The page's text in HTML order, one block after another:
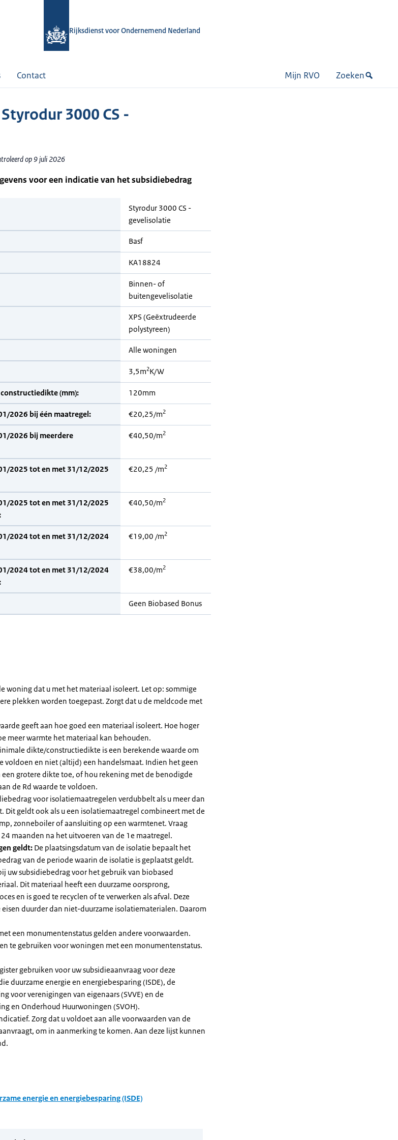
Rijksdienst voor Ondernemend Nederland
Contact Mijn RVO Zoeken
3000 CS -
op 9 juli 2026
voor een indicatie van het subsidiebedrag
Styrodur 3000 CS -
gevelisolatie
Basf
KA18824
Binnen- of
buitengevelisolatie
XPS (Geëxtrudeerde
polystyreen)
Alle woningen
3,5m2K/W
(mm): 120mm
2026 bij één maatregel: €20,25/m2
2026 bij meerdere
€40,50/m2
2025 tot en met 31/12/2025
€20,25 /m2
2025 tot en met 31/12/2025
€40,50/m2
2024 tot en met 31/12/2024
€19,00 /m2
2024 tot en met 31/12/2024
€38,00/m2
Geen Biobased Bonus
woning dat u met het materiaal isoleert. Let op: sommige
plekken worden toegepast. Zorgt dat u de meldcode met
geeft aan hoe goed een materiaal isoleert. Hoe hoger
meer warmte het materiaal kan behouden.
dikte/constructiedikte is een berekende waarde om
voldoen en niet (altijd) een handelsmaat. Indien het geen
grotere dikte toe, of hou rekening met de benodigde
de Rd waarde te voldoen.
voor isolatiemaatregelen verdubbelt als u meer dan
Dit geldt ook als u een isolatiemaatregel combineert met de
zonneboiler of aansluiting op een warmtenet. Vraag
maanden na het uitvoeren van de 1e maatregel.
geldt: De plaatsingsdatum van de isolatie bepaalt het
van de periode waarin de isolatie is geplaatst geldt.
uw subsidiebedrag voor het gebruik van biobased
Dit materiaal heeft een duurzame oorsprong,
en is goed te recyclen of te verwerken als afval. Deze
duurder dan niet-duurzame isolatiematerialen. Daarom
een monumentenstatus gelden andere voorwaarden.
te gebruiken voor woningen met een monumentenstatus.
gebruiken voor uw subsidieaanvraag voor deze
duurzame energie en energiebesparing (ISDE), de
voor verenigingen van eigenaars (SVVE) en de
en Onderhoud Huurwoningen (SVOH).
Zorg dat u voldoet aan alle voorwaarden van de
om in aanmerking te komen. Aan deze lijst kunnen
energie en energiebesparing (ISDE)